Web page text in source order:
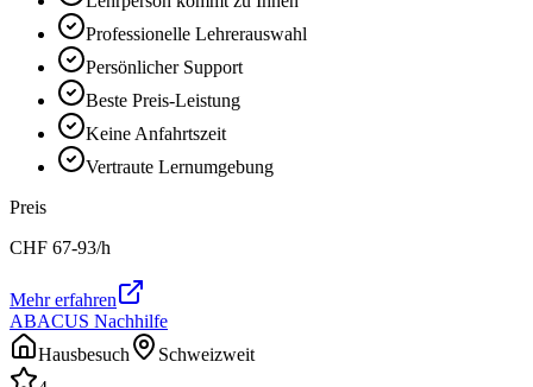
Professionelle Lehrerauswahl
Persönlicher Support
Beste Preis-Leistung
Keine Anfahrtszeit
Vertraute Lernumgebung
Preis
CHF 67-93/h
Mehr erfahren
ABACUS Nachhilfe
Hausbesuch
Schweizweit